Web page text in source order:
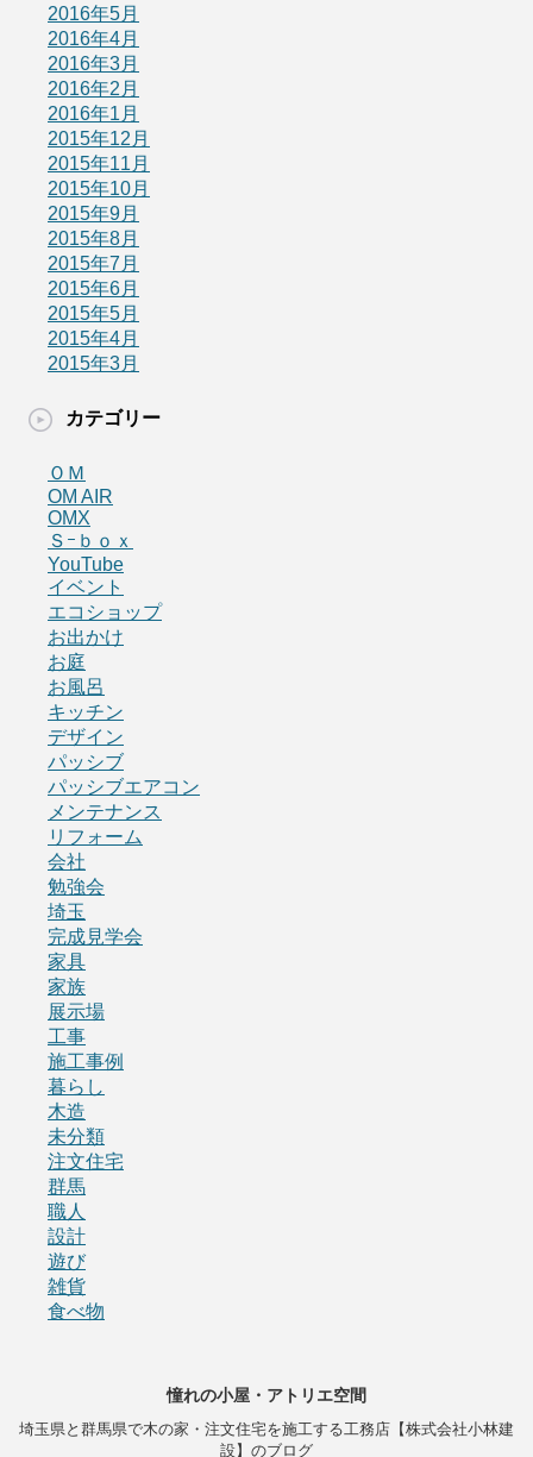
2016年5月
2016年4月
2016年3月
2016年2月
2016年1月
2015年12月
2015年11月
2015年10月
2015年9月
2015年8月
2015年7月
2015年6月
2015年5月
2015年4月
2015年3月
カテゴリー
ＯＭ
OM AIR
OMX
Ｓｰｂｏｘ
YouTube
イベント
エコショップ
お出かけ
お庭
お風呂
キッチン
デザイン
パッシブ
パッシブエアコン
メンテナンス
リフォーム
会社
勉強会
埼玉
完成見学会
家具
家族
展示場
工事
施工事例
暮らし
木造
未分類
注文住宅
群馬
職人
設計
遊び
雑貨
食べ物
憧れの小屋・アトリエ空間
埼玉県と群馬県で木の家・注文住宅を施工する工務店【株式会社小林建
設】のブログ